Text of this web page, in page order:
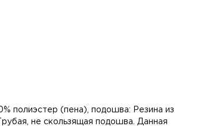
полиэстер (пена), подошва: Резина из
не скользящая подошва. Данная